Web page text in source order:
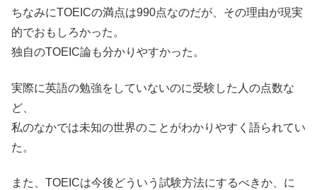
ちなみにTOEICの満点は990点なのだが、その理由が現実
的でおもしろかった。
独自のTOEIC論も分かりやすかった。
実際に英語の勉強をしていないのに受験した人の点数な
ど、
私のなかでは未知の世界のことがわかりやすく語られてい
た。
また、TOEICは今後どういう試験方法にするべきか、に